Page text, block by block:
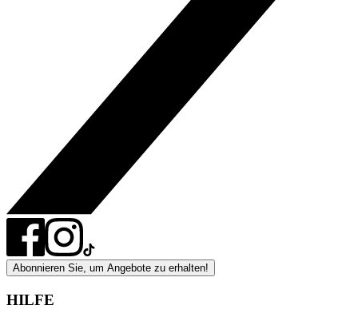
Abonnieren Sie, um Angebote zu erhalten!
HILFE